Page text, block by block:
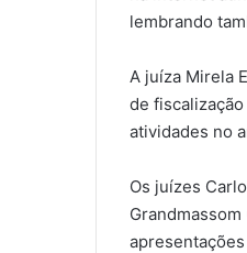
lembrando
A juíza Mirela
de
atividades no
Os juízes
apresentações